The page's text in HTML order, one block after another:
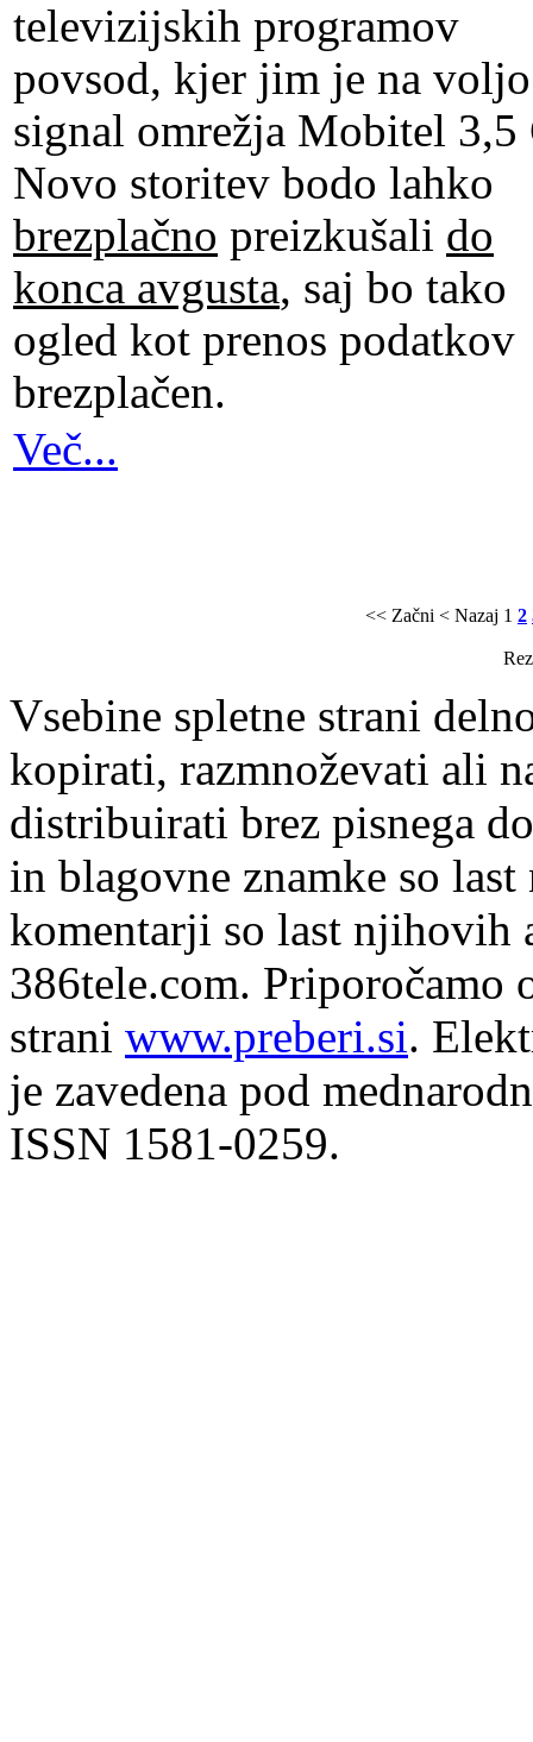
televizijskih programov
povsod, kjer jim je na voljo
signal omrežja Mobitel 3,5
Novo storitev bodo lahko
brezplačno preizkušali do
konca avgusta, saj bo tako
ogled kot prenos podatkov
brezplačen.
Več...
<< Začni < Nazaj 1 2
Vsebine spletne strani
kopirati, razmnoževati ali
distribuirati brez pisnega
in blagovne znamke so
komentarji so last njihovih
386tele.com. Priporočamo
strani www.preberi.si.
je zavedena pod
ISSN 1581-0259.